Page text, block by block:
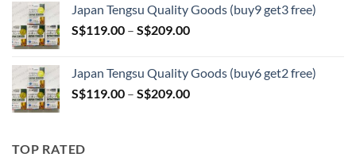
through
S$209.00
Japan Tengsu Quality Goods (buy9 get3 free)
S$119.00 – S$209.00Price
through
S$209.00
Japan Tengsu Quality Goods (buy6 get2 free)
S$119.00 – S$209.00Price
TOP RATED